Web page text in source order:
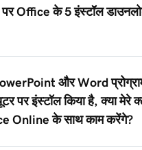
Office के 5 इंस्टॉल
और Word
पर इंस्टॉल किया है, क्या मेरे
Online के साथ काम करेंगे?